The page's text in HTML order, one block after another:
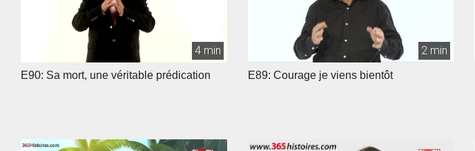
4 min
E90: Sa mort, une véritable prédication
2 min
E89: Courage je viens bientôt